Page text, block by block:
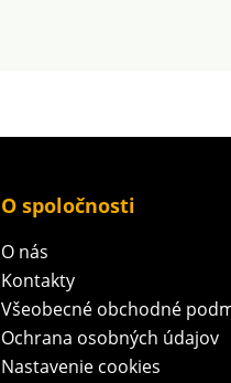
O spoločnosti
O nás
Kontakty
Všeobecné obchodné
Ochrana osobných údajov
Nastavenie cookies